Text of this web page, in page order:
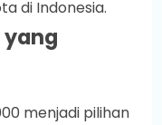
di Indonesia.
menjadi pilihan